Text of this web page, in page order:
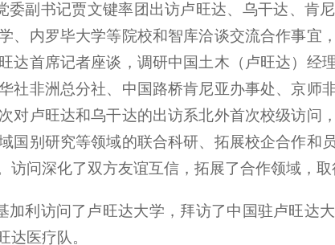
委副书记贾文键率团出访卢旺达、乌干达、肯
、内罗毕大学等院校和智库洽谈交流合作事宜
达首席记者座谈，调研中国土木（卢旺达）经
社非洲总分社、中国路桥肯尼亚办事处、京师
对卢旺达和乌干达的出访系北外首次校级访问
国别研究等领域的联合科研、拓展校企合作和
问深化了双方友谊互信，拓展了合作领域，取
加利访问了卢旺达大学，拜访了中国驻卢旺达
达医疗队。